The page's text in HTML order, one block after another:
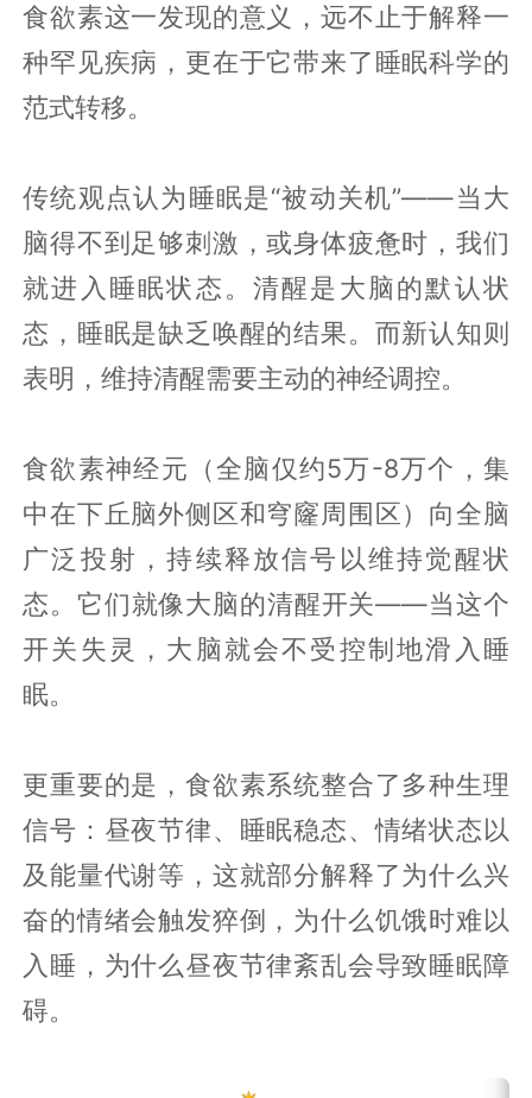
食欲素这一发现的意义，远不止于解释一
种罕见疾病，更在于它带来了睡眠科学的
范式转移。
传统观点认为睡眠是“被动关机”——当大
脑得不到足够刺激，或身体疲惫时，我们
就进入睡眠状态。清醒是大脑的默认状
态，睡眠是缺乏唤醒的结果。而新认知则
表明，维持清醒需要主动的神经调控。
食欲素神经元（全脑仅约5万-8万个，集
中在下丘脑外侧区和穹窿周围区）向全脑
广泛投射，持续释放信号以维持觉醒状
态。它们就像大脑的清醒开关——当这个
开关失灵，大脑就会不受控制地滑入睡
眠。
更重要的是，食欲素系统整合了多种生理
信号：昼夜节律、睡眠稳态、情绪状态以
及能量代谢等，这就部分解释了为什么兴
奋的情绪会触发猝倒，为什么饥饿时难以
入睡，为什么昼夜节律紊乱会导致睡眠障
碍。